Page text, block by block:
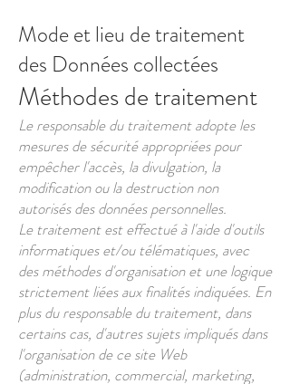
Mode et lieu de traitement
des Données collectées
Méthodes de traitement
Le responsable du traitement adopte les
mesures de sécurité appropriées pour
empêcher l'accès, la divulgation, la
modification ou la destruction non
autorisés des données personnelles.
Le traitement est effectué à l'aide d'outils
informatiques et/ou télématiques, avec
des méthodes d'organisation et une logique
strictement liées aux finalités indiquées. En
plus du responsable du traitement, dans
certains cas, d'autres sujets impliqués dans
l'organisation de ce site Web
(administration, commercial, marketing,